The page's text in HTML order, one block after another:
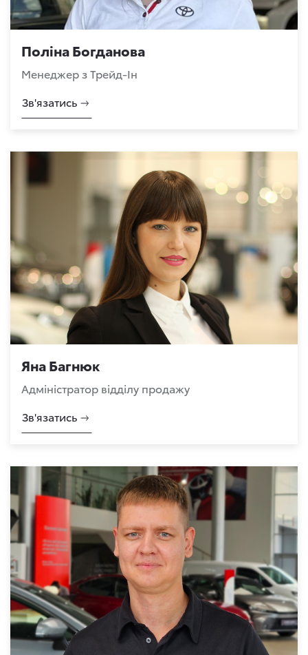
Поліна Богданова
Менеджер з Трейд-Ін
Зв'язатись
Яна Багнюк
Адміністратор відділу продажу
Зв'язатись